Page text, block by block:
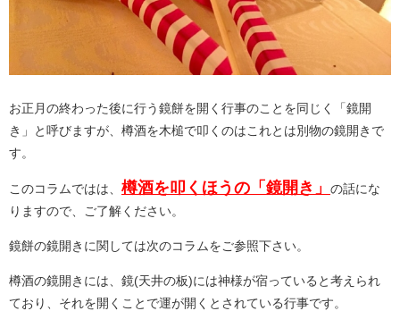
お正月の終わった後に行う鏡餅を開く行事のことを同じく「鏡開
き」と呼びますが、樽酒を木槌で叩くのはこれとは別物の鏡開きで
す。
このコラムではは、 樽酒を叩くほうの「鏡開き」
の話にな
りますので、ご了解ください。
鏡餅の鏡開きに関しては次のコラムをご参照下さい。
樽酒の鏡開きには、鏡(天井の板)には神様が宿っていると考えられ
ており、それを開くことで運が開くとされている行事です。